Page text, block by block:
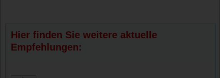
Hier finden Sie weitere aktuelle
Empfehlungen: